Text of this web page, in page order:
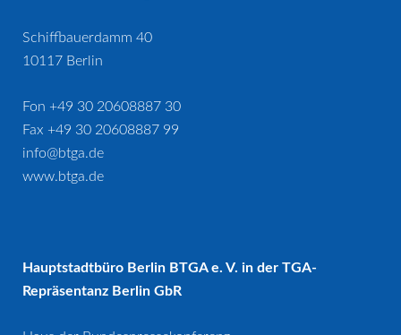
Schiffbauerdamm 40
10117 Berlin
Fon +49 30 20608887 30
Fax +49 30 20608887 99
info@btga.de
www.btga.de
Hauptstadtbüro Berlin BTGA e. V. in der TGA-
Repräsentanz Berlin GbR